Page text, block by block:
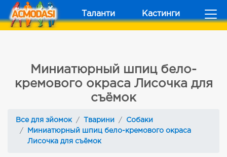
Таланти Кастинги
Миниатюрный шпиц бело-
кремового окраса Лисочка для
съёмок
Все для зйомок Тварини
Собаки
Миниатюрный шпиц бело-кремового окраса
Лисочка для съёмок